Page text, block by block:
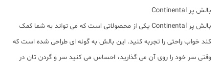
بالش پر Continental
بالش پر Continental یکی از محصولاتی است که می تواند به شما کمک
کند خواب راحتی را تجربه کنید. این بالش به گونه ای طراحی شده است که
وقتی سر خود را روی آن می گذارید، احساس می کنید سر و گردن تان در